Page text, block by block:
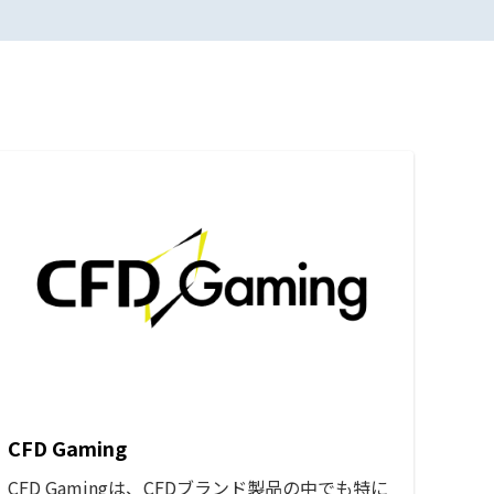
CFD Gaming
CFD Gamingは、CFDブランド製品の中でも特に